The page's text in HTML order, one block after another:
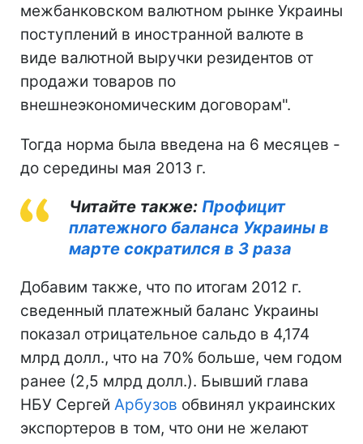
межбанковском валютном рынке Украины
поступлений в иностранной валюте в
виде валютной выручки резидентов от
продажи товаров по
внешнеэкономическим договорам".
Тогда норма была введена на 6 месяцев -
до середины мая 2013 г.
Читайте также: Профицит
платежного баланса Украины в
марте сократился в 3 раза
Добавим также, что по итогам 2012 г.
сведенный платежный баланс Украины
показал отрицательное сальдо в 4,174
млрд долл., что на 70% больше, чем годом
ранее (2,5 млрд долл.). Бывший глава
НБУ Сергей Арбузов обвинял украинских
экспортеров в том, что они не желают